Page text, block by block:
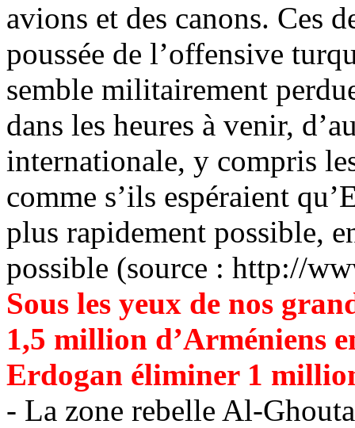
avions et des canons. Ces
poussée de l’offensive
semble militairement
dans les heures à venir,
internationale, y compris
comme s’ils espéraient qu’
plus rapidement possible,
possible (source : http://
Sous les yeux de nos
1,5 million d’Arméniens
Erdogan éliminer 1
- La zone rebelle Al-